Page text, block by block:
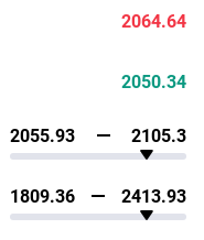
2064.64
2050.34
2055.93 2105.3
1809.36 2413.93